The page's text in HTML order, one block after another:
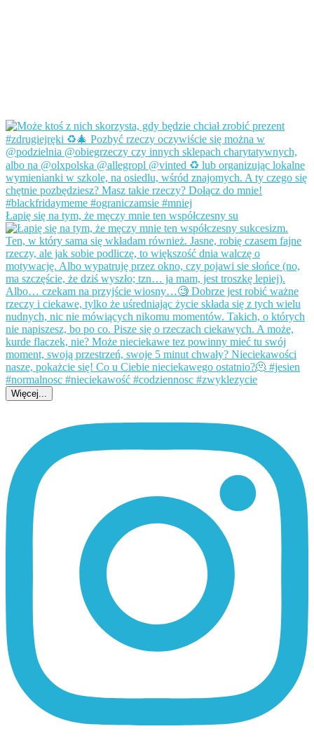
Łapię się na tym, że męczy mnie ten współczesny su
Więcej...